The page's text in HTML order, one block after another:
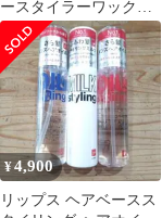
ースタイラーワック
ス・スタイリングオイ
ル
¥4,900
リップス ヘアベースス